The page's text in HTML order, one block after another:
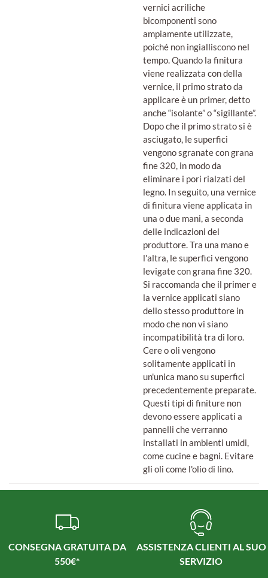
vernici acriliche
bicomponenti sono
ampiamente utilizzate,
poiché non ingialliscono nel
tempo. Quando la finitura
viene realizzata con della
vernice, il primo strato da
applicare è un primer, detto
anche “isolante” o “sigillante”.
Dopo che il primo strato si è
asciugato, le superfici
vengono sgranate con grana
fine 320, in modo da
eliminare i pori rialzati del
legno. In seguito, una vernice
di finitura viene applicata in
una o due mani, a seconda
delle indicazioni del
produttore. Tra una mano e
l'altra, le superfici vengono
levigate con grana fine 320.
Si raccomanda che il primer e
la vernice applicati siano
dello stesso produttore in
modo che non vi siano
incompatibilità tra di loro.
Cere o oli vengono
solitamente applicati in
un'unica mano su superfici
precedentemente preparate.
Questi tipi di finiture non
devono essere applicati a
pannelli che verranno
installati in ambienti umidi,
come cucine e bagni. Evitare
gli oli come l'olio di lino.
CONSEGNA GRATUITA DA
550€*
ASSISTENZA CLIENTI AL SUO
SERVIZIO